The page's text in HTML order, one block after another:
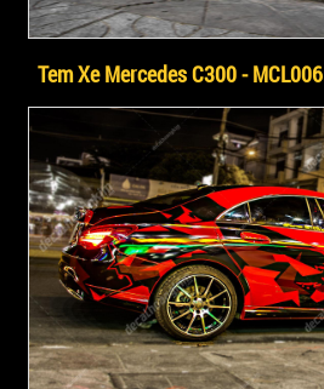
Tem Xe Mercedes C300 - MCL006